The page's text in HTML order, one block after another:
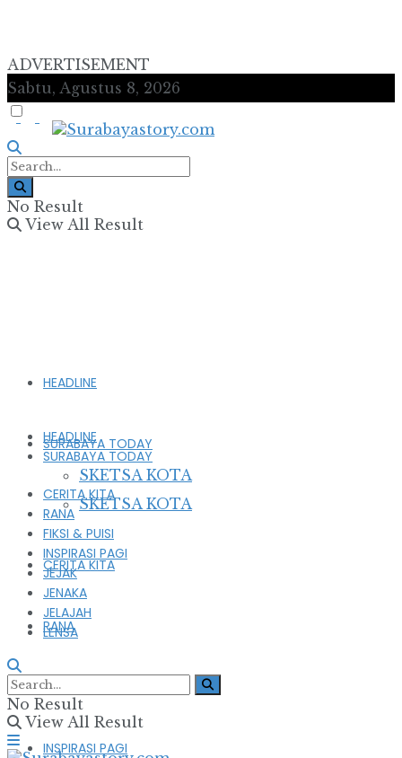
ADVERTISEMENT
Sabtu, Agustus 8, 2026
No Result
View All Result
HEADLINE
SURABAYA TODAY
SKETSA KOTA
CERITA KITA
RANA
FIKSI & PUISI
INSPIRASI PAGI
HEADLINE
SURABAYA TODAY
SKETSA KOTA
CERITA KITA
RANA
FIKSI & PUISI
INSPIRASI PAGI
JEJAK
JENAKA
JELAJAH
LENSA
No Result
View All Result